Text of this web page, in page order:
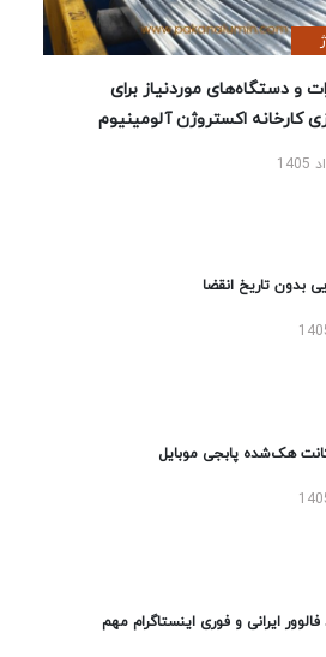
و دستگاه‌های موردنیاز برای
کارخانه اکستروژن آلومینیوم
بدون تاریخ انقضا
هک‌شده پابجی موبایل
ایرانی و فوری اینستاگرام مهم